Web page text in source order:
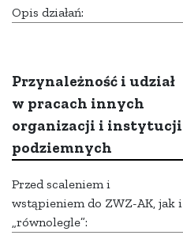
Opis działań:
Przynależność i udział
w pracach innych
organizacji i instytucji
podziemnych
Przed scaleniem i
wstąpieniem do ZWZ-AK, jak i
„równolegle”: